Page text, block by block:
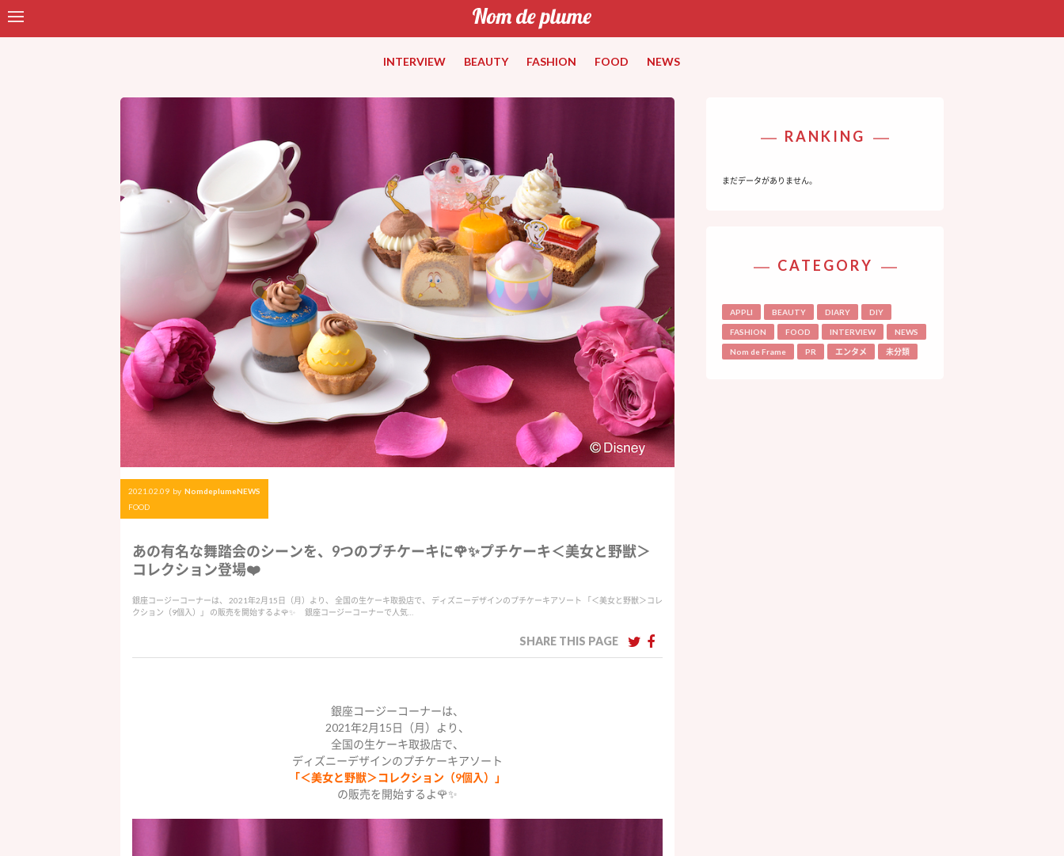
INTERVIEW BEAUTY FASHION FOOD NEWS
2021.02.09 by NomdeplumeNEWS
FOOD
あの有名な舞踏会のシーンを、9つのプチケーキに🌹✨プチケーキ＜美女と野獣＞
コレクション登場❤️
銀座コージーコーナーは、 2021年2月15日（月）より、 全国の生ケーキ取扱店で、 ディズニーデザインのプチケーキアソート 「＜美女と野獣＞コレ
クション（9個入）」 の販売を開始するよ🌹✨ 銀座コージーコーナーで人気…
SHARE THIS PAGE
銀座コージーコーナーは、
2021年2月15日（月）より、
全国の生ケーキ取扱店で、
ディズニーデザインのプチケーキアソート
「＜美女と野獣＞コレクション（9個入）」
の販売を開始するよ🌹✨
RANKING
まだデータがありません。
CATEGORY
APPLI BEAUTY DIARY DIY
FASHION FOOD INTERVIEW NEWS
Nom de Frame PR エンタメ 未分類